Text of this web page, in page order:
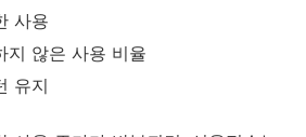
사용
지 않은 사용 비율
유지